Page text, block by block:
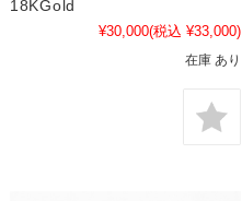
18KGold
¥30,000(税込 ¥33,000)
在庫 あり